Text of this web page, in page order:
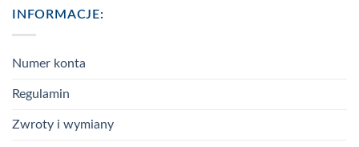
INFORMACJE:
Numer konta
Regulamin
Zwroty i wymiany